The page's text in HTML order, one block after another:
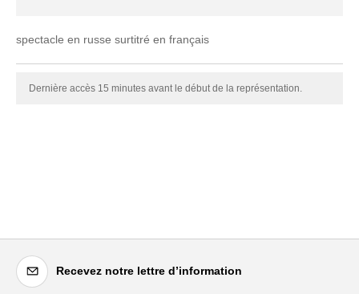
spectacle en russe surtitré en français
Dernière accès 15 minutes avant le début de la représentation.
Recevez notre lettre d’information